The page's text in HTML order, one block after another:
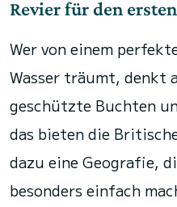
Revier für den
Wer von einem
Wasser träumt, denkt
geschützte Buchten
das bieten die
dazu eine Geografie,
besonders einfach